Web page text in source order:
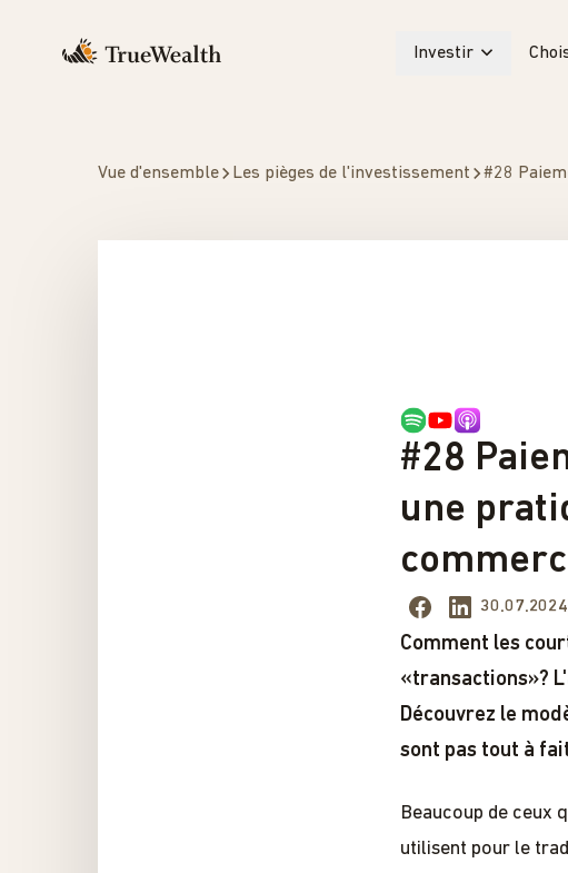
Investir
Vue d'ensemble Les pièges de l'investissement
#28
une
30.07.2024
Comment les
«transactions»?
Découvrez le
sont pas tout à
Beaucoup de ceux
utilisent pour le